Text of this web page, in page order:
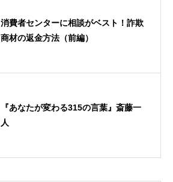
消費者センターに相談がベスト！詐欺
商材の返金方法（前編）
『あなたが変わる315の言葉』斎藤一
人